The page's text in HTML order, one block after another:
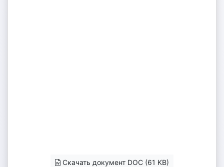
Скачать документ DOC (61 KB)